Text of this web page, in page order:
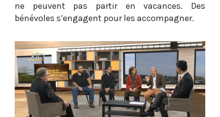
ne peuvent pas partir en vacances. Des
bénévoles s’engagent pour les accompagner.